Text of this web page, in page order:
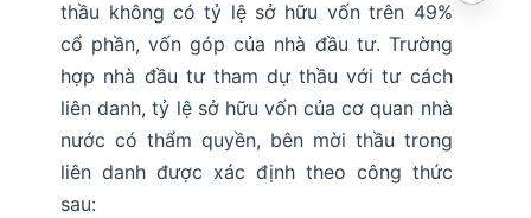
thầu không có tỷ lệ sở hữu vốn trên 49%
cổ phần, vốn góp của nhà đầu tư. Trường
hợp nhà đầu tư tham dự thầu với tư cách
liên danh, tỷ lệ sở hữu vốn của cơ quan nhà
nước có thẩm quyền, bên mời thầu trong
liên danh được xác định theo công thức
sau: